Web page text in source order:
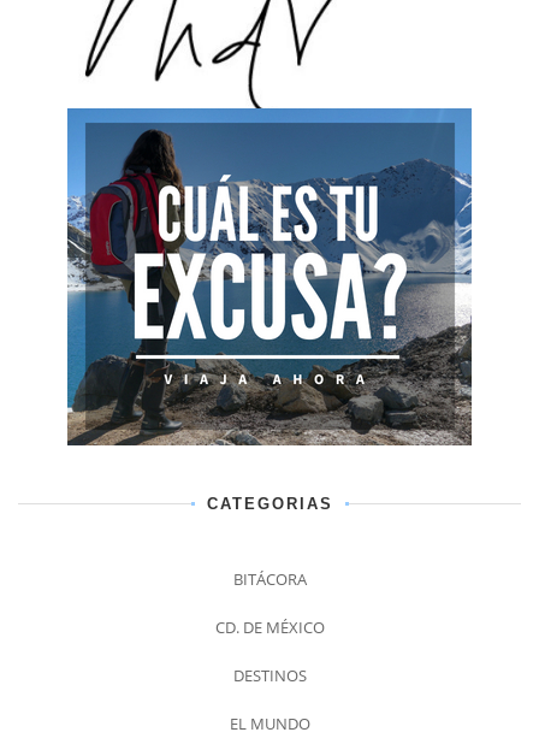
CATEGORIAS
BITÁCORA
CD. DE MÉXICO
DESTINOS
EL MUNDO